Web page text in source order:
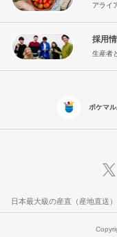
アライ
採用
生産者
ポケマ
日本最大級の産直（産地直送